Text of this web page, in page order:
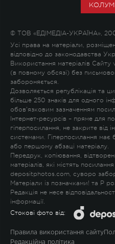
© ТОВ «ЕДІМЕДІА-УКРАЇНА»,
Усі права на матеріали,
відповідно до законодавства
Використання матеріалів Сайту
(в повному обсязі) без
забороняється.
Дозволяється републікація та
більше 250 знаків для одного
обов'язковим зазначенням
Інтернет-ресурсів – пряме для
гіперпосилання, не закрите від
системами. Гіперпосилання має
або першому абзаці матеріалу.
Передрук, копіювання,
матеріалів, які містять
depositphotos.com, суворо
Матеріали із позначками! та P
Редакція не несе
інформації.
Стокові фото від:
Правила використання сайту
Редакційна політика